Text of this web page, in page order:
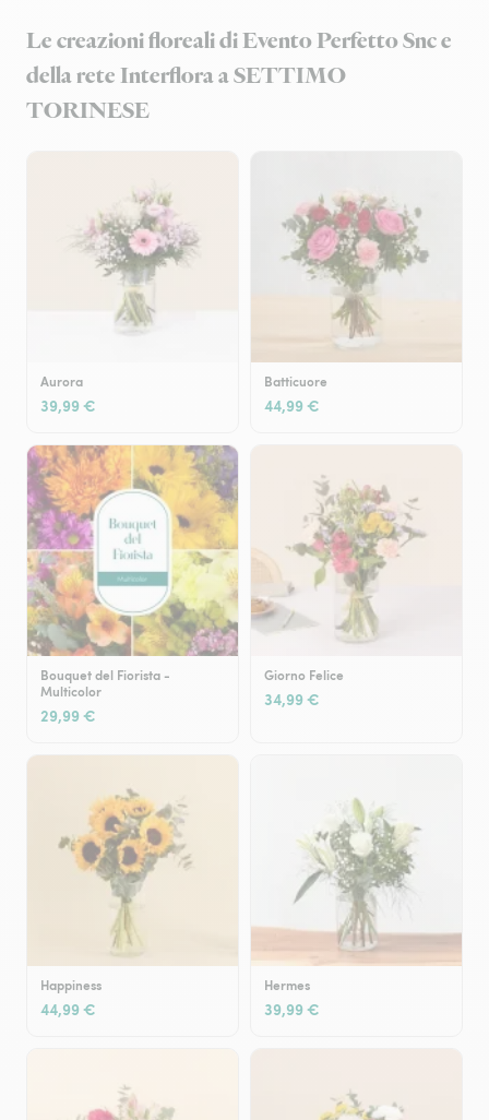
Le creazioni floreali di Evento Perfetto Snc e
della rete Interflora a SETTIMO
TORINESE
Aurora
39,99 €
Batticuore
44,99 €
Bouquet del Fiorista -
Multicolor
29,99 €
Giorno Felice
34,99 €
Happiness
44,99 €
Hermes
39,99 €